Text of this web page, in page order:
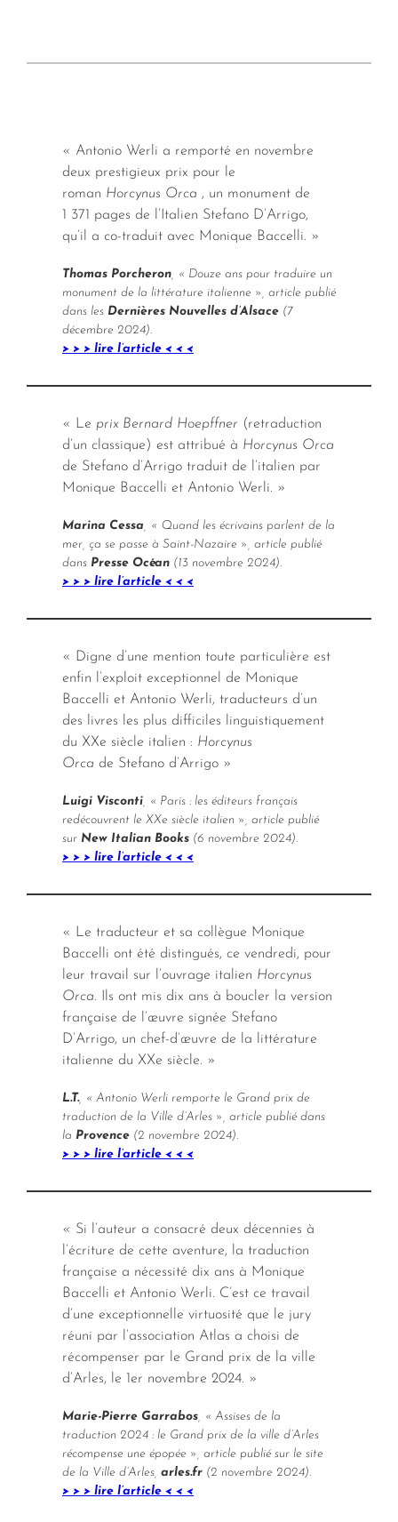
« Antonio Werli a remporté en novembre
deux prestigieux prix pour le
roman Horcynus Orca , un monument de
1 371 pages de l’Italien Stefano D’Arrigo,
qu’il a co-traduit avec Monique Baccelli. »
Thomas Porcheron, « Douze ans pour traduire un
monument de la littérature italienne », article publié
dans les Dernières Nouvelles d’Alsace (7
décembre 2024).
> > > lire l’article < < <
« Le prix Bernard Hoepffner (retraduction
d’un classique) est attribué à Horcynus Orca
de Stefano d’Arrigo traduit de l’italien par
Monique Baccelli et Antonio Werli. »
Marina Cessa, « Quand les écrivains parlent de la
mer, ça se passe à Saint-Nazaire », article publié
dans Presse Océan (13 novembre 2024).
> > > lire l’article < < <
« Digne d’une mention toute particulière est
enfin l’exploit exceptionnel de Monique
Baccelli et Antonio Werli, traducteurs d’un
des livres les plus difficiles linguistiquement
du XXe siècle italien : Horcynus
Orca de Stefano d’Arrigo »
Luigi Visconti, « Paris : les éditeurs français
redécouvrent le XXe siècle italien », article publié
sur New Italian Books (6 novembre 2024).
> > > lire l’article < < <
« Le traducteur et sa collègue Monique
Baccelli ont été distingués, ce vendredi, pour
leur travail sur l’ouvrage italien Horcynus
Orca. Ils ont mis dix ans à boucler la version
française de l’œuvre signée Stefano
D’Arrigo, un chef-d’œuvre de la littérature
italienne du XXe siècle. »
L.T., « Antonio Werli remporte le Grand prix de
traduction de la Ville d’Arles », article publié dans
la Provence (2 novembre 2024).
> > > lire l’article < < <
« Si l’auteur a consacré deux décennies à
l’écriture de cette aventure, la traduction
française a nécessité dix ans à Monique
Baccelli et Antonio Werli. C’est ce travail
d’une exceptionnelle virtuosité que le jury
réuni par l’association Atlas a choisi de
récompenser par le Grand prix de la ville
d’Arles, le 1er novembre 2024. »
Marie-Pierre Garrabos, « Assises de la
traduction 2024 : le Grand prix de la ville d’Arles
récompense une épopée », article publié sur le site
de la Ville d’Arles, arles.fr (2 novembre 2024).
> > > lire l’article < < <